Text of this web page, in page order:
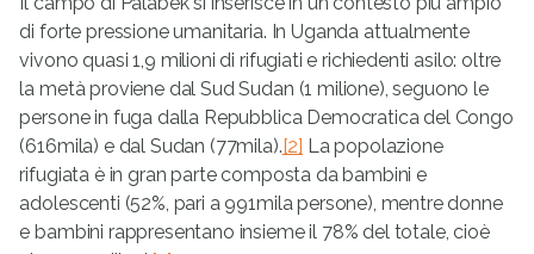
di forte pressione umanitaria. In Uganda attualmente
vivono quasi 1,9 milioni di rifugiati e richiedenti asilo: oltre
la metà proviene dal Sud Sudan (1 milione), seguono le
persone in fuga dalla Repubblica Democratica del Congo
(616mila) e dal Sudan (77mila).[2] La popolazione
rifugiata è in gran parte composta da bambini e
adolescenti (52%, pari a 991mila persone), mentre donne
e bambini rappresentano insieme il 78% del totale, cioè